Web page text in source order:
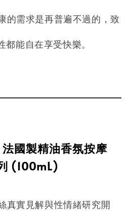
的需求是再普遍不過的，致
都能自在享受快樂。
國製精油香氛按摩
(100mL)
真實見解與性情緒研究開